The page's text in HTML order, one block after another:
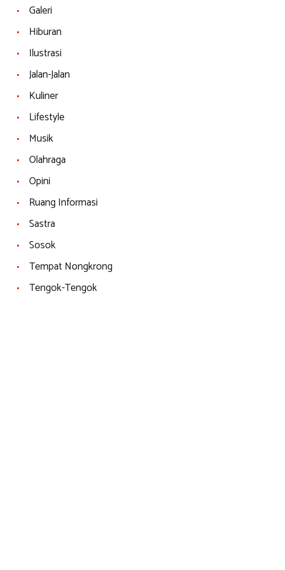
Galeri
Hiburan
Ilustrasi
Jalan-Jalan
Kuliner
Lifestyle
Musik
Olahraga
Opini
Ruang Informasi
Sastra
Sosok
Tempat Nongkrong
Tengok-Tengok